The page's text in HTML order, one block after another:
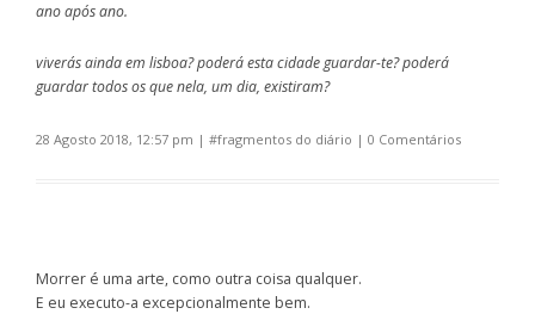
ano após ano.
viverás ainda em lisboa? poderá esta cidade guardar-te? poderá
guardar todos os que nela, um dia, existiram?
28 Agosto 2018, 12:57 pm | #fragmentos do diário | 0 Comentários
Morrer é uma arte, como outra coisa qualquer.
E eu executo-a excepcionalmente bem.